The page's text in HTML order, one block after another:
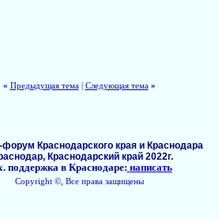
« Предыдущая тема| Следующая тема »
форум Краснодарского края и Краснодара
Краснодарский край 2022г.
поддержка в Краснодаре: написать
Copyright ©, Все права защищены